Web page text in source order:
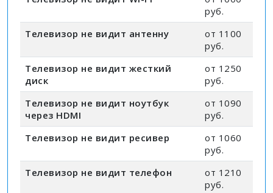
руб.
Телевизор не видит антенну
от 1100
руб.
Телевизор не видит жесткий
диск
от 1250
руб.
Телевизор не видит ноутбук
через HDMI
от 1090
руб.
Телевизор не видит ресивер
от 1060
руб.
Телевизор не видит телефон
от 1210
руб.